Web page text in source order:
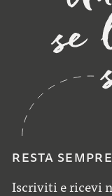
RESTA
Iscriviti e ricevi